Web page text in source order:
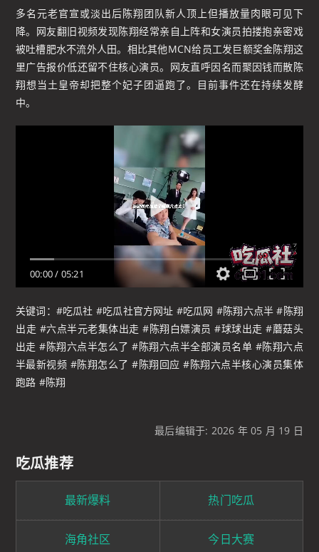
多名元老官宣或淡出后陈翔团队新人顶上但播放量肉眼可见下
降。网友翻旧视频发现陈翔经常亲自上阵和女演员拍搂抱亲密戏
被吐槽肥水不流外人田。相比其他MCN给员工发巨额奖金陈翔这
里广告报价低还留不住核心演员。网友直呼因名而聚因钱而散陈
翔想当土皇帝却把整个妃子团逼跑了。目前事件还在持续发酵
中。
00:00/ 05:21
关键词：#吃瓜社 #吃瓜社官方网址 #吃瓜网 #陈翔六点半 #陈翔
出走 #六点半元老集体出走 #陈翔白嫖演员 #球球出走 #蘑菇头
出走 #陈翔六点半怎么了 #陈翔六点半全部演员名单 #陈翔六点
半最新视频 #陈翔怎么了 #陈翔回应 #陈翔六点半核心演员集体
跑路 #陈翔
最后编辑于: 2026 年 05 月 19 日
吃瓜推荐
最新爆料 热门吃瓜
海角社区 今日大赛